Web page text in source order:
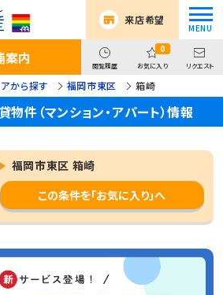
来店希望
案内 閲覧履歴
0
お気に入り リクエスト
から探す 福岡市東区 箱崎
件（マンション・アパート）情報
福岡市東区 箱崎
この条件を「お気に入り」へ